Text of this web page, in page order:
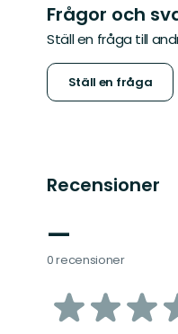
Frågor och
Ställ en fråga till
Ställ en fråga
Recensioner
—
0 recensioner
av